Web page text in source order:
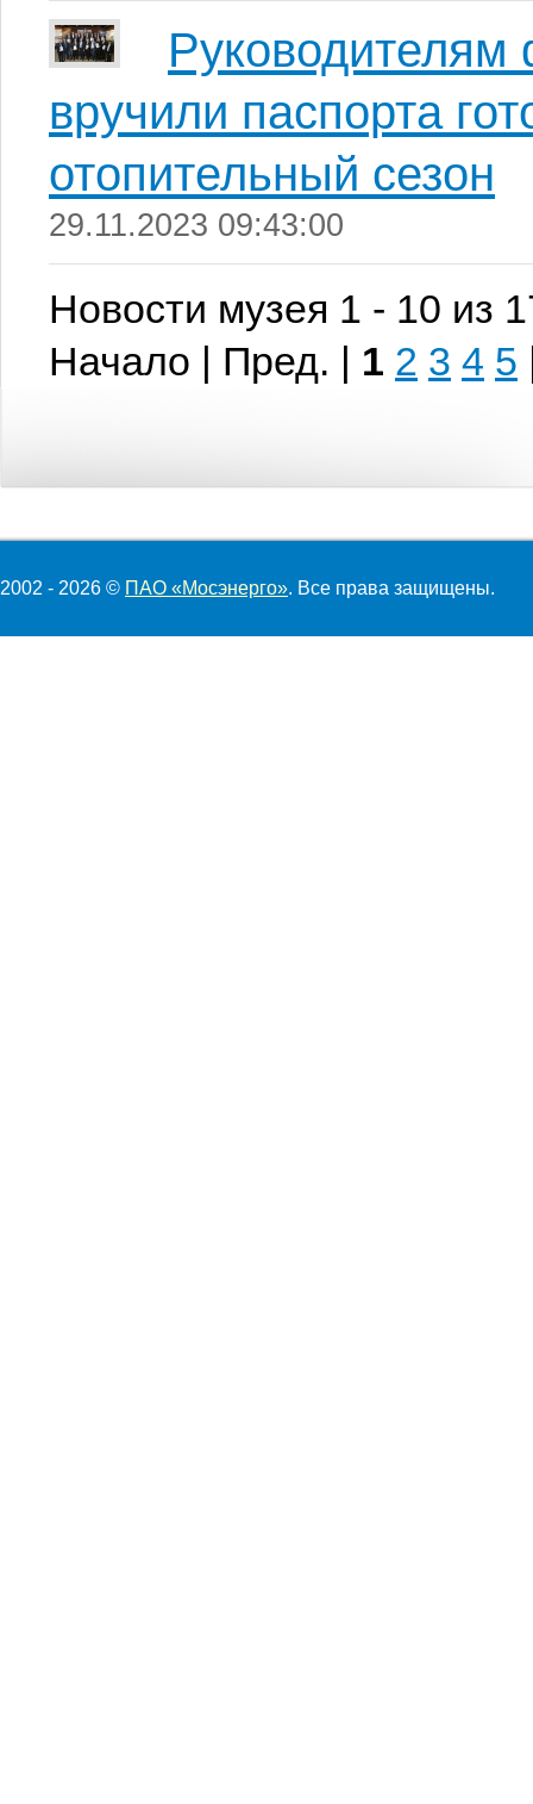
вручили паспорта
отопительный сезон
29.11.2023 09:43:00
Новости музея 1 - 10 из
Начало | Пред. | 1 2 3 4 5
2002 - 2026 © ПАО «Мосэнерго». Все права защищены.